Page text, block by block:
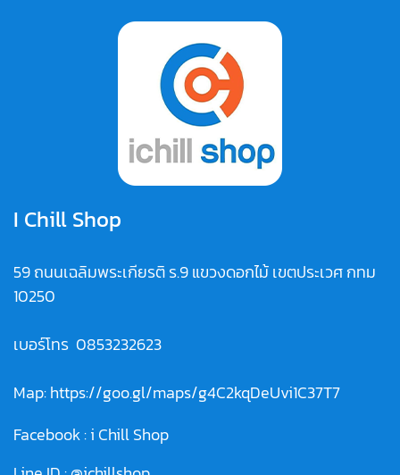
I Chill Shop
59 ถนนเฉลิมพระเกียรติ ร.9 แขวงดอกไม้ เขตประเวศ กทม
10250
เบอร์โทร 0853232623
Map:https://goo.gl/maps/g4C2kqDeUvi1C37T7
Facebook :i Chill Shop